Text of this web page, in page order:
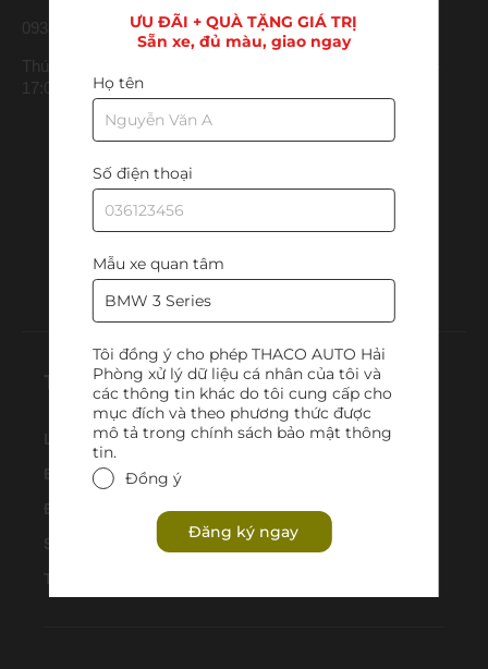
Ghé thăm chúng tôi tại
Truy cập nhanh
Liên hệ
Đăng ký lái thử
Đăng ký nhận thông tin
ƯU ĐÃI + QUÀ TẶNG GIÁ TRỊ
Sẵn xe, đủ màu, giao ngay
Họ tên
Số điện thoại
Mẫu xe quan tâm
Tôi đồng ý cho phép THACO AUTO Hải
Phòng xử lý dữ liệu cá nhân của tôi và
các thông tin khác do tôi cung cấp cho
mục đích và theo phương thức được
mô tả trong chính sách bảo mật thông
tin.
Đồng ý
Đăng ký ngay